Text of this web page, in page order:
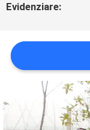
DEL
SITO
POLITICA
SULLA
PRIVACY
Evidenziare: